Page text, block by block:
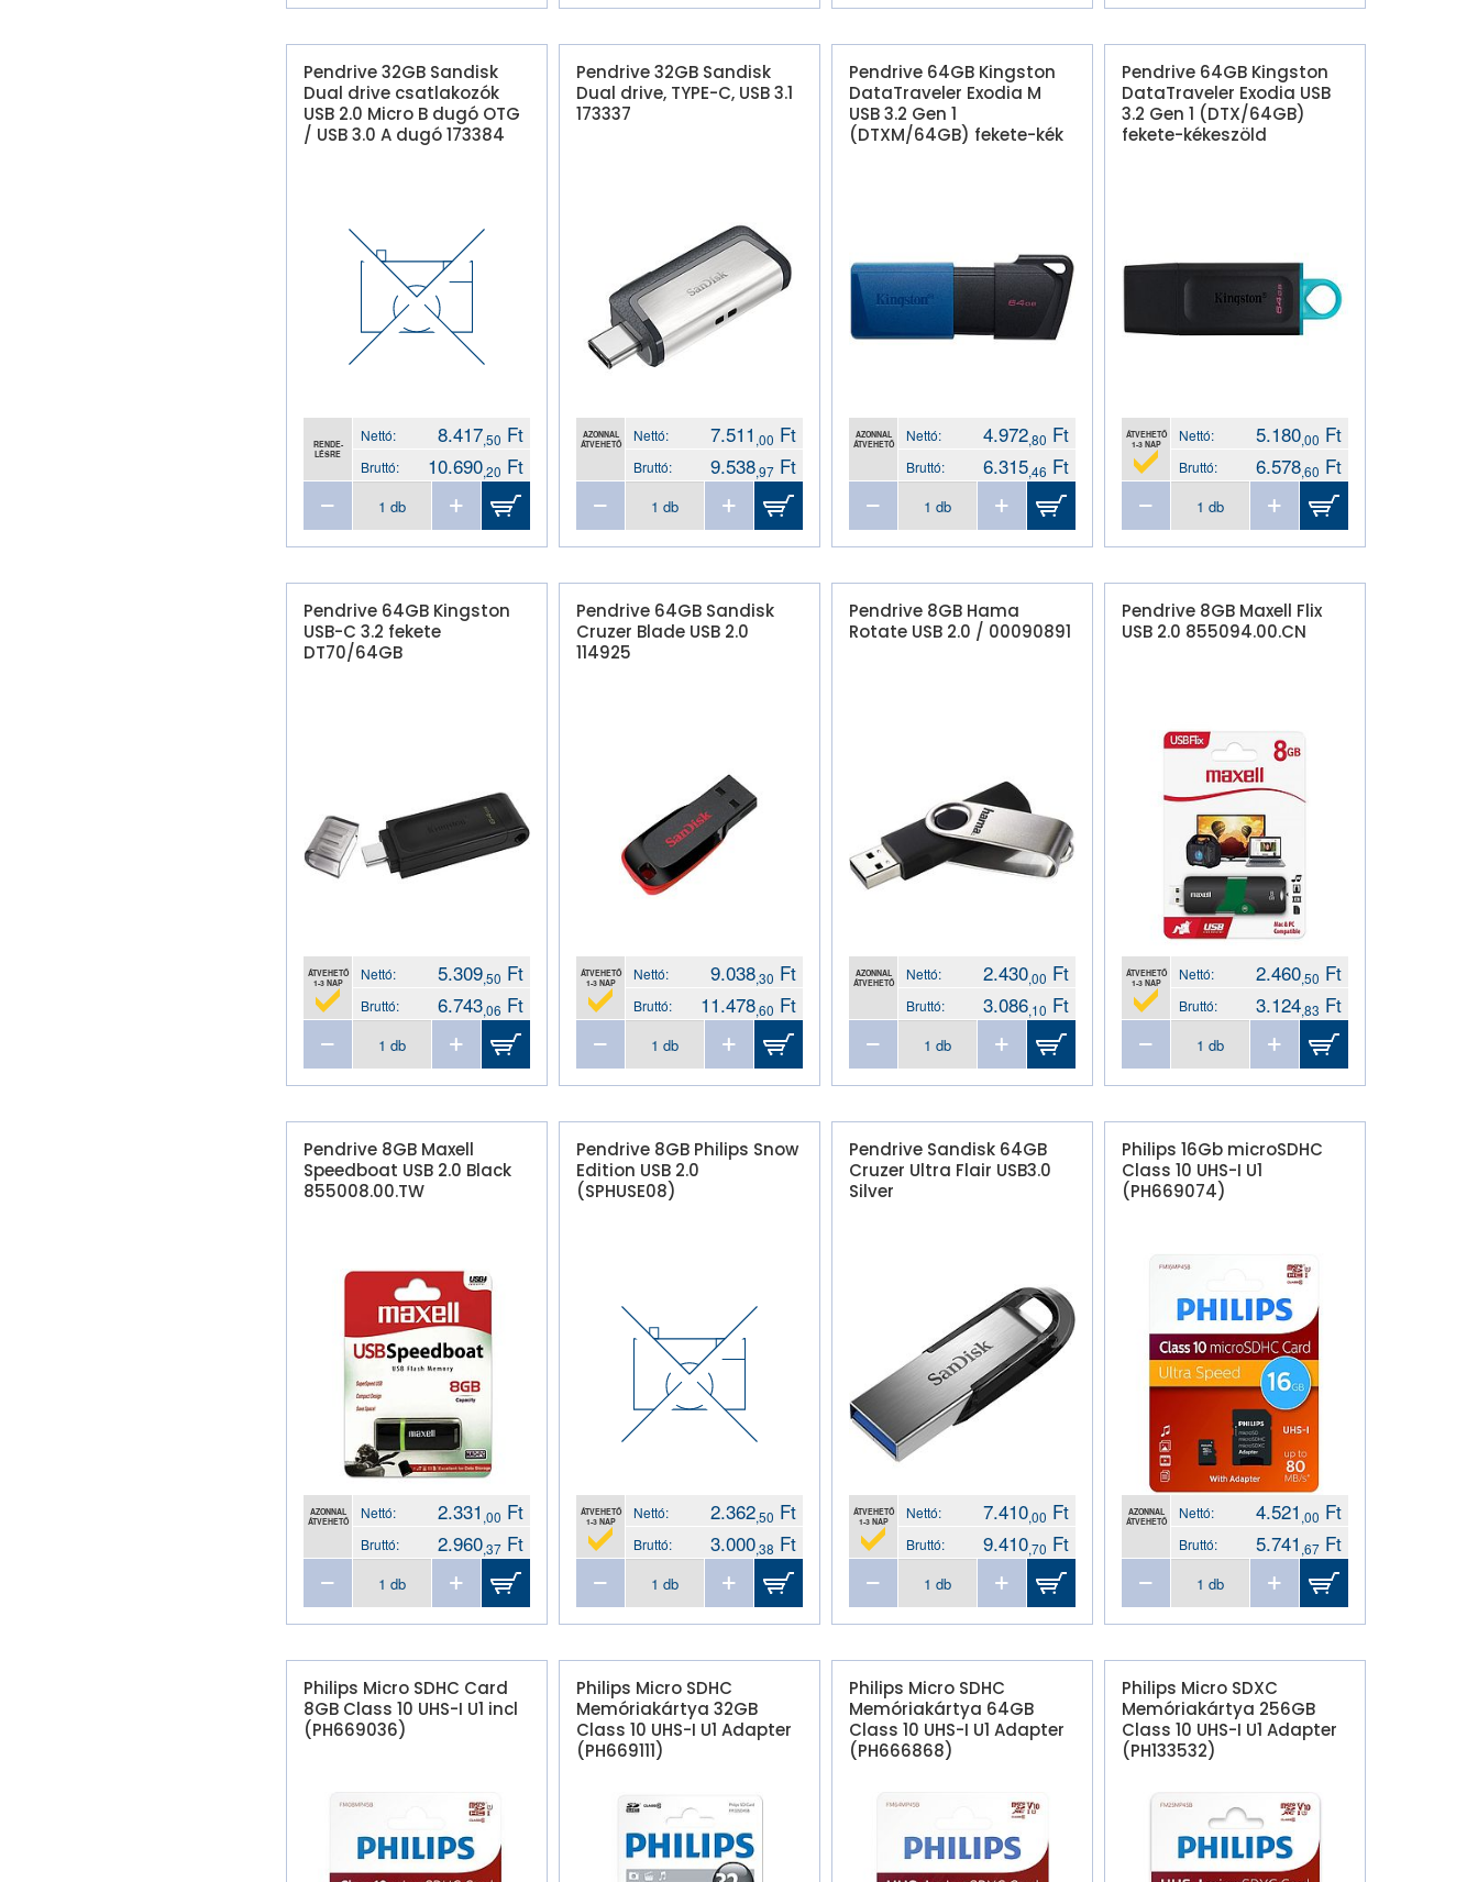
Pendrive 32GB Sandisk
Dual drive csatlakozók
USB 2.0 Micro B dugó OTG
/ USB 3.0 A dugó 173384
RENDE-
LÉSRE
Nettó: 8.417,50 Ft
Bruttó: 10.690,20 Ft
Pendrive 32GB Sandisk
Dual drive, TYPE-C, USB 3.1
173337
AZONNAL
ÁTVEHETŐ
Nettó: 7.511 ,00 Ft
Bruttó: 9.538,97 Ft
Pendrive 64GB Kingston
DataTraveler Exodia M
USB 3.2 Gen 1
(DTXM/64GB) fekete-kék
AZONNAL
ÁTVEHETŐ
Nettó: 4.972,80 Ft
Bruttó: 6.315,46 Ft
Pendrive 64GB Kingston
DataTraveler Exodia USB
3.2 Gen 1 (DTX/64GB)
fekete-kékeszöld
ÁTVEHETŐ
1-3 NAP
Nettó: 5.180,00 Ft
Bruttó: 6.578,60 Ft
Pendrive 64GB Kingston
USB-C 3.2 fekete
DT70/64GB
ÁTVEHETŐ
1-3 NAP
Nettó: 5.309,50 Ft
Bruttó: 6.743,06 Ft
Pendrive 64GB Sandisk
Cruzer Blade USB 2.0
114925
ÁTVEHETŐ
1-3 NAP
Nettó: 9.038,30 Ft
Bruttó: 11.478,60 Ft
Pendrive 8GB Hama
Rotate USB 2.0 / 00090891
AZONNAL
ÁTVEHETŐ
Nettó: 2.430,00 Ft
Bruttó: 3.086,10 Ft
Pendrive 8GB Maxell Flix
USB 2.0 855094.00.CN
ÁTVEHETŐ
1-3 NAP
Nettó: 2.460,50 Ft
Bruttó: 3.124,83 Ft
Pendrive 8GB Maxell
Speedboat USB 2.0 Black
855008.00.TW
AZONNAL
ÁTVEHETŐ
Nettó: 2.331 ,00 Ft
Bruttó: 2.960,37 Ft
Pendrive 8GB Philips Snow
Edition USB 2.0
(SPHUSE08)
ÁTVEHETŐ
1-3 NAP
Nettó: 2.362,50 Ft
Bruttó: 3.000,38 Ft
Pendrive Sandisk 64GB
Cruzer Ultra Flair USB3.0
Silver
ÁTVEHETŐ
1-3 NAP
Nettó: 7.410,00 Ft
Bruttó: 9.410,70 Ft
Philips 16Gb microSDHC
Class 10 UHS-I U1
(PH669074)
AZONNAL
ÁTVEHETŐ
Nettó: 4.521 ,00 Ft
Bruttó: 5.741 ,67 Ft
Philips Micro SDHC Card
8GB Class 10 UHS-I U1 incl
(PH669036)
Philips Micro SDHC
Memóriakártya 32GB
Class 10 UHS-I U1 Adapter
(PH669111)
Philips Micro SDHC
Memóriakártya 64GB
Class 10 UHS-I U1 Adapter
(PH666868)
Philips Micro SDXC
Memóriakártya 256GB
Class 10 UHS-I U1 Adapter
(PH133532)